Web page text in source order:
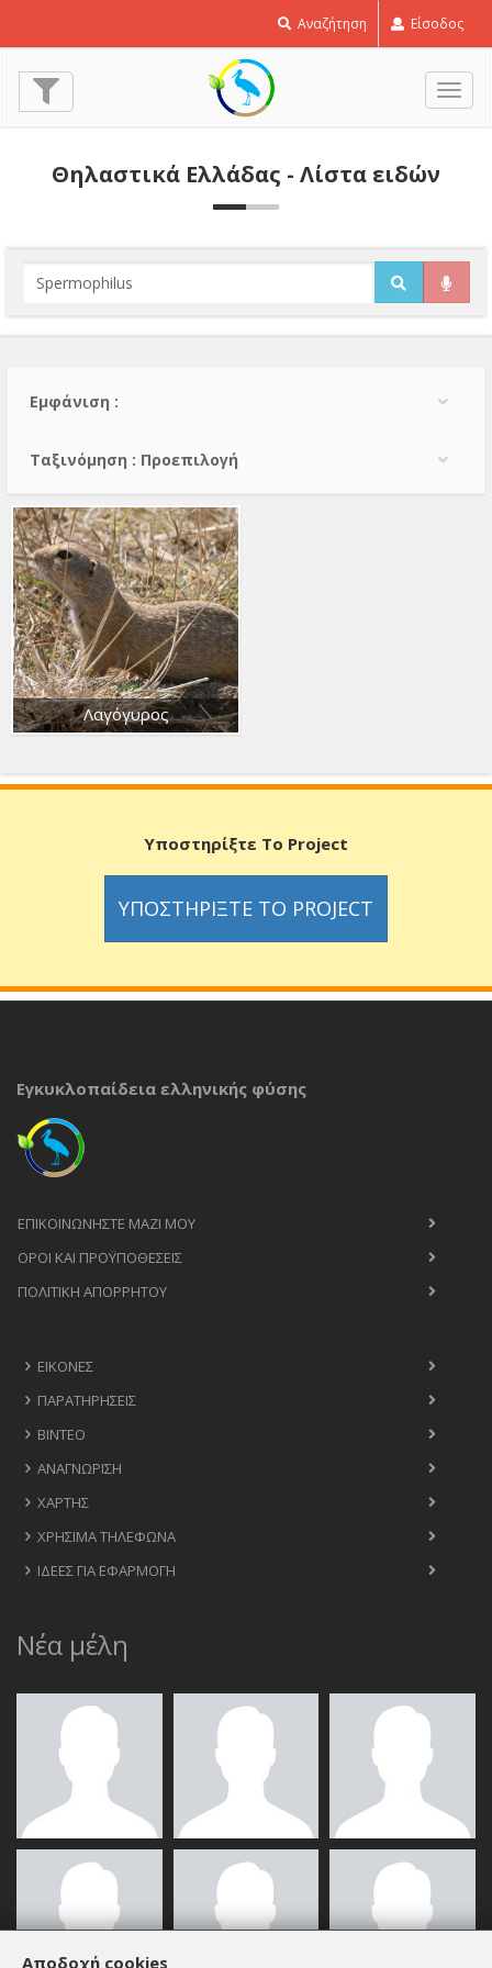
Αναζήτηση Είσοδος
Θηλαστικά Ελλάδας - Λίστα ειδών
Εμφάνιση :
Тαξινόμηση : Προεπιλογή
Λαγόγυρος
Υποστηρίξτε Το Project
ΥΠΟΣΤΗΡΊΞΤΕ ΤΟ PROJECT
Εγκυκλοπαίδεια ελληνικής φύσης
ΕΠΙΚΟΙΝΩΝΉΣΤΕ ΜΑΖΊ ΜΟΥ
ΟΡΟΙ ΚΑΙ ΠΡΟΫΠΟΘΈΣΕΙΣ
ΠΟΛΙΤΙΚΉ ΑΠΟΡΡΉΤΟΥ
ΕΙΚΌΝΕΣ
ΠΑΡΑΤΗΡΉΣΕΙΣ
ΒΊΝΤΕΟ
ΑΝΑΓΝΏΡΙΣΗ
ΧΆΡΤΗΣ
ΧΡΉΣΙΜΑ ΤΗΛΈΦΩΝΑ
ΙΔΈΕΣ ΓΙΑ ΕΦΑΡΜΟΓΉ
Νέα μέλη
Αποδοχή cookies